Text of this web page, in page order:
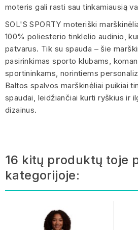
moteris gali rasti sau tinkamiausią
SOL'S SPORTY moteriški
100% poliesterio tinklelio audinio,
patvarus. Tik su spauda – šie
pasirinkimas sporto klubams,
sportininkams, norintiems
Baltos spalvos marškinėliai puikiai
spaudai, leidžiančiai kurti ryškius ir
dizainus.
16 kitų produktų toje
kategorijoje: